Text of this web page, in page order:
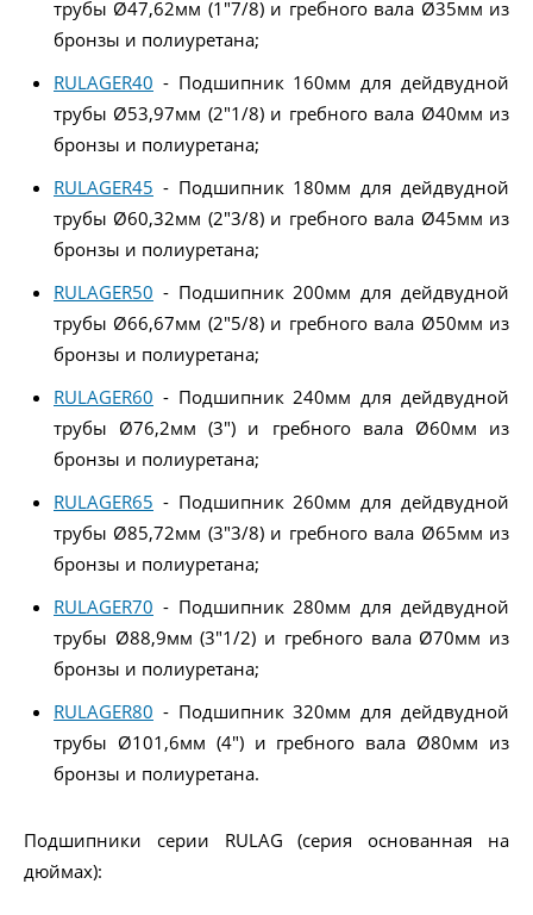
трубы Ø47,62мм (1"7/8) и гребного вала Ø35мм из
бронзы и полиуретана;
RULAGER40 - Подшипник 160мм для дейдвудной
трубы Ø53,97мм (2"1/8) и гребного вала Ø40мм из
бронзы и полиуретана;
RULAGER45 - Подшипник 180мм для дейдвудной
трубы Ø60,32мм (2"3/8) и гребного вала Ø45мм из
бронзы и полиуретана;
RULAGER50 - Подшипник 200мм для дейдвудной
трубы Ø66,67мм (2"5/8) и гребного вала Ø50мм из
бронзы и полиуретана;
RULAGER60 - Подшипник 240мм для дейдвудной
трубы Ø76,2мм (3") и гребного вала Ø60мм из
бронзы и полиуретана;
RULAGER65 - Подшипник 260мм для дейдвудной
трубы Ø85,72мм (3"3/8) и гребного вала Ø65мм из
бронзы и полиуретана;
RULAGER70 - Подшипник 280мм для дейдвудной
трубы Ø88,9мм (3"1/2) и гребного вала Ø70мм из
бронзы и полиуретана;
RULAGER80 - Подшипник 320мм для дейдвудной
трубы Ø101,6мм (4") и гребного вала Ø80мм из
бронзы и полиуретана.
Подшипники серии RULAG (серия основанная на
дюймах):